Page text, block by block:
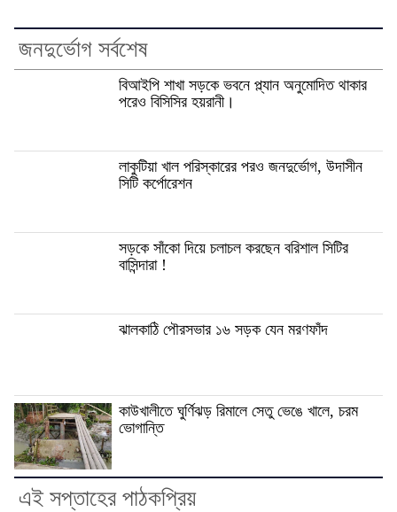
জনদুর্ভোগ সর্বশেষ
বিআইপি শাখা সড়কে ভবনে প্ল্যান অনুমোদিত থাকার
পরেও বিসিসির হয়রানী।
লাকুটিয়া খাল পরিস্কারের পরও জনদুর্ভোগ, উদাসীন
সিটি কর্পোরেশন
সড়কে সাঁকো দিয়ে চলাচল করছেন বরিশাল সিটির
বাসিন্দারা !
ঝালকাঠি পৌরসভার ১৬ সড়ক যেন মরণফাঁদ
কাউখালীতে ঘুর্ণিঝড় রিমালে সেতু ভেঙে খালে, চরম
ভোগান্তি
এই সপ্তাহের পাঠকপ্রিয়